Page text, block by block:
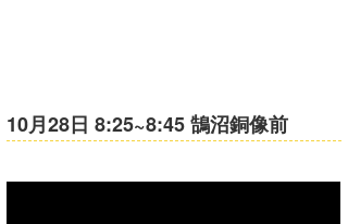
10月28日 8:25~8:45 鵠沼銅像前